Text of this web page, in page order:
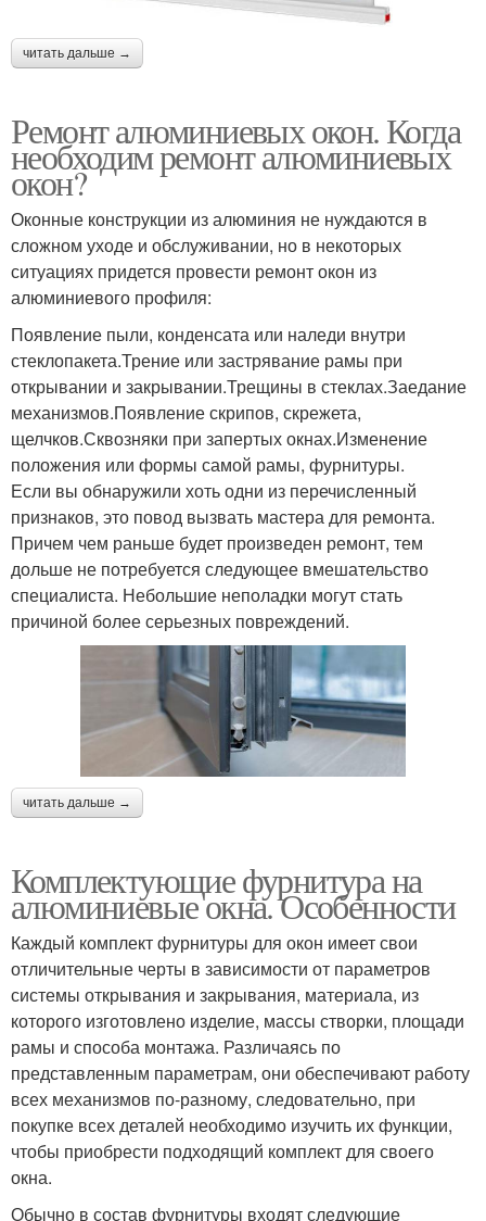
читать дальше →
Ремонт алюминиевых окон. Когда
необходим ремонт алюминиевых
окон?
Оконные конструкции из алюминия не нуждаются в
сложном уходе и обслуживании, но в некоторых
ситуациях придется провести ремонт окон из
алюминиевого профиля:
Появление пыли, конденсата или наледи внутри
стеклопакета.Трение или застрявание рамы при
открывании и закрывании.Трещины в стеклах.Заедание
механизмов.Появление скрипов, скрежета,
щелчков.Сквозняки при запертых окнах.Изменение
положения или формы самой рамы, фурнитуры.
Если вы обнаружили хоть одни из перечисленный
признаков, это повод вызвать мастера для ремонта.
Причем чем раньше будет произведен ремонт, тем
дольше не потребуется следующее вмешательство
специалиста. Небольшие неполадки могут стать
причиной более серьезных повреждений.
читать дальше →
Комплектующие фурнитура на
алюминиевые окна. Особенности
Каждый комплект фурнитуры для окон имеет свои
отличительные черты в зависимости от параметров
системы открывания и закрывания, материала, из
которого изготовлено изделие, массы створки, площади
рамы и способа монтажа. Различаясь по
представленным параметрам, они обеспечивают работу
всех механизмов по-разному, следовательно, при
покупке всех деталей необходимо изучить их функции,
чтобы приобрести подходящий комплект для своего
окна.
Обычно в состав фурнитуры входят следующие